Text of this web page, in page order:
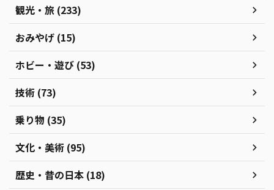
観光・旅 (233)
おみやげ (15)
ホビー・遊び (53)
技術 (73)
乗り物 (35)
文化・美術 (95)
歴史・昔の日本 (18)